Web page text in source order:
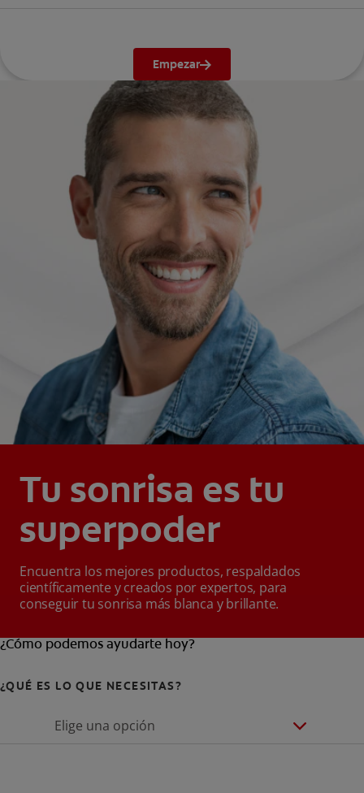
Empezar
Tu sonrisa es tu
superpoder
Encuentra los mejores productos, respaldados
científicamente y creados por expertos, para
conseguir tu sonrisa más blanca y brillante.
¿Cómo podemos ayudarte hoy?
¿QUÉ ES LO QUE NECESITAS?
Elige una opción